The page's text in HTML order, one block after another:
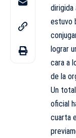
dirigida
estuvo
lograr
cara a
de la
Un
oficial
cuarta